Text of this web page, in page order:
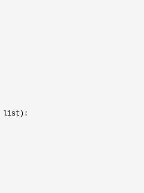
list):